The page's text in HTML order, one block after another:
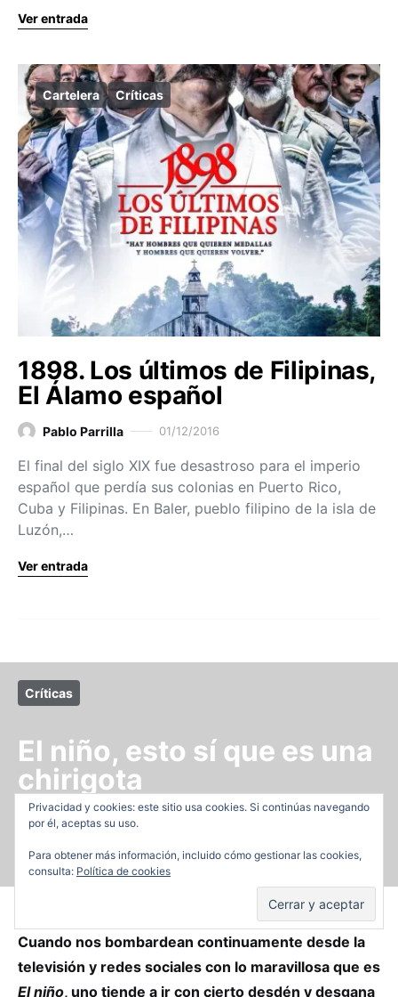
Ver entrada
Cartelera Críticas
1898. Los últimos de Filipinas,
El Álamo español
Pablo Parrilla 01/12/2016
El final del siglo XIX fue desastroso para el imperio
español que perdía sus colonias en Puerto Rico,
Cuba y Filipinas. En Baler, pueblo filipino de la isla de
Luzón,…
Ver entrada
Críticas
El niño, esto sí que es una
chirigota
Chema AR
11/09/2014 No comments
Cuando nos bombardean continuamente desde la
televisión y redes sociales con lo maravillosa que es
El niño, uno tiende a ir con cierto desdén y desgana
Privacidad y cookies: este sitio usa cookies. Si continúas navegando
por él, aceptas su uso.
Para obtener más información, incluido cómo gestionar las cookies,
consulta: Política de cookies